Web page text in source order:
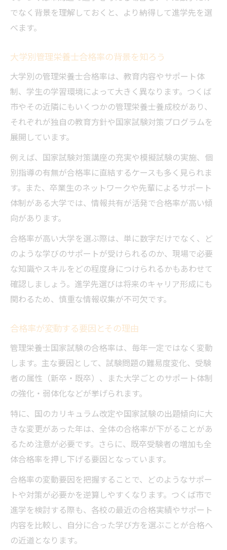
析
合格率データでわかる新卒・既卒の違い
管理栄養士国家試験に合格する秘訣とは
管理栄養士合格率を上げる学習法のポイン
ト
国家試験合格者が実践した勉強法とは
管理栄養士国家試験対策の基本と応用
合格率アップにつながるサポート活用術
管理栄養士合格を目指すための計画の立て
方
でなく背景を理解しておくと、より納得して進学先を選
べます。
大学別管理栄養士合格率の背景を知ろう
大学別の管理栄養士合格率は、教育内容やサポート体
制、学生の学習環境によって大きく異なります。つくば
市やその近隣にもいくつかの管理栄養士養成校があり、
それぞれが独自の教育方針や国家試験対策プログラムを
展開しています。
例えば、国家試験対策講座の充実や模擬試験の実施、個
別指導の有無が合格率に直結するケースも多く見られま
す。また、卒業生のネットワークや先輩によるサポート
体制がある大学では、情報共有が活発で合格率が高い傾
向があります。
合格率が高い大学を選ぶ際は、単に数字だけでなく、ど
のような学びのサポートが受けられるのか、現場で必要
な知識やスキルをどの程度身につけられるかもあわせて
確認しましょう。進学先選びは将来のキャリア形成にも
関わるため、慎重な情報収集が不可欠です。
合格率が変動する要因とその理由
管理栄養士国家試験の合格率は、毎年一定ではなく変動
します。主な要因として、試験問題の難易度変化、受験
者の属性（新卒・既卒）、また大学ごとのサポート体制
の強化・弱体化などが挙げられます。
特に、国のカリキュラム改定や国家試験の出題傾向に大
きな変更があった年は、全体の合格率が下がることがあ
るため注意が必要です。さらに、既卒受験者の増加も全
体合格率を押し下げる要因となっています。
合格率の変動要因を把握することで、どのようなサポー
トや対策が必要かを逆算しやすくなります。つくば市で
進学を検討する際も、各校の最近の合格実績やサポート
内容を比較し、自分に合った学び方を選ぶことが合格へ
の近道となります。